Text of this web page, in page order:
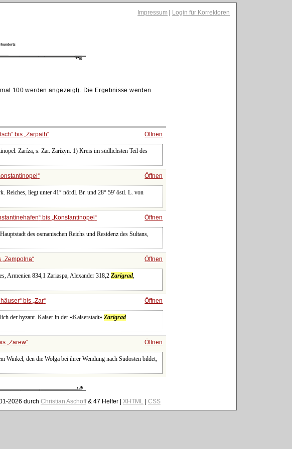
Impressum Login für Korrektoren
100 werden angezeigt). Die Ergebnisse werden
bis Zarpath Öffnen
Zaríza, s. Zar. Zarízyn. 1) Kreis im südlichsten Teil des
Öffnen
Reiches, liegt unter 41° nördl. Br. und 28° 59' östl. L. von
bis Konstantinopel Öffnen
des osmanischen Reichs und Residenz des Sultans,
Zempolna Öffnen
Armenien 834,1 Zariaspa, Alexander 318,2Zarigrad,
bis Zar Öffnen
der byzant. Kaiser in der «Kaiserstadt»Zarigrad
Zarew Öffnen
Winkel, den die Wolga bei ihrer Wendung nach Südosten bildet,
2026 durch Christian Aschoff& 47 Helfer | XHTML| CSS